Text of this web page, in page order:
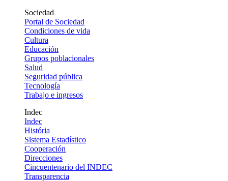
Sociedad
Portal de Sociedad
Condiciones de vida
Cultura
Educación
Grupos poblacionales
Salud
Seguridad pública
Tecnología
Trabajo e ingresos
Indec
Indec
História
Sistema Estadístico
Cooperación
Direcciones
Cincuentenario del INDEC
Transparencia